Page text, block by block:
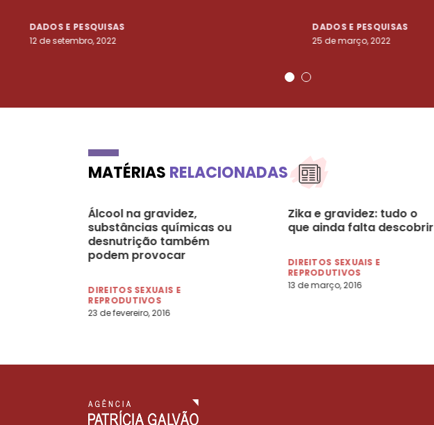
DADOS E PESQUISAS
12 de setembro, 2022
DADOS E PESQUISAS
25 de março, 2022
MATÉRIAS RELACIONADAS
Álcool na gravidez,
substâncias químicas ou
desnutrição também
podem provocar
DIREITOS SEXUAIS E
REPRODUTIVOS
23 de fevereiro, 2016
Zika e gravidez: tudo o
que ainda falta descobrir
DIREITOS SEXUAIS E
REPRODUTIVOS
13 de março, 2016